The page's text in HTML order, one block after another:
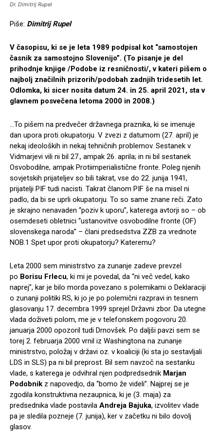
Dr. Dimitrij Rupel
Piše: Dimitrij Rupel
V časopisu, ki se je leta 1989 podpisal kot “samostojen
časnik za samostojno Slovenijo”. (To pisanje je del
prihodnje knjige /Podobe iz resničnosti/, v kateri pišem o
najbolj značilnih prizorih/podobah zadnjih tridesetih let.
Odlomka, ki sicer nosita datum 24. in 25. april 2021, sta v
glavnem posvečena letoma 2000 in 2008.)
…To pišem na predvečer državnega praznika, ki se imenuje
dan upora proti okupatorju. V zvezi z datumom (27. april) je
nekaj ideoloških in nekaj tehničnih problemov. Sestanek v
Vidmarjevi vili ni bil 27., ampak 26. aprila; in ni bil sestanek
Osvobodilne, ampak Protiimperialistične fronte. Poleg njenih
sovjetskih prijateljev so bili takrat, vse do 22. junija 1941,
prijatelji PIF tudi nacisti. Takrat članom PIF še na misel ni
padlo, da bi se uprli okupatorju. To so same znane reči. Zato
je skrajno nenavaden “poziv k uporu”, katerega avtorji so – ob
osemdeseti obletnici “ustanovitve osvobodilne fronte (OF)
slovenskega naroda” – člani predsedstva ZZB za vrednote
NOB.1 Spet upor proti okupatorju? Kateremu?
Leta 2000 sem ministrstvo za zunanje zadeve prevzel
po Borisu Frlecu, ki mi je povedal, da “ni več vedel, kako
naprej”, kar je bilo morda povezano s polemikami o Deklaraciji
o zunanji politiki RS, ki jo je po polemični razpravi in tesnem
glasovanju 17. decembra 1999 sprejel Državni zbor. Da utegne
vlada doživeti polom, me je v telefonskem pogovoru 20.
januarja 2000 opozoril tudi Drnovšek. Po daljši pavzi sem se
torej 2. februarja 2000 vrnil iz Washingtona na zunanje
ministrstvo, položaj v državi oz. v koaliciji (ki sta jo sestavljali
LDS in SLS) pa ni bil preprost. Bil sem navzoč na sestanku
vlade, s katerega je odvihral njen podpredsednik Marjan
Podobnik z napovedjo, da “bomo že videli”. Najprej se je
zgodila konstruktivna nezaupnica, ki je (3. maja) za
predsednika vlade postavila Andreja Bajuka, izvolitev vlade
pa je sledila pozneje (7. junija), ker v začetku ni bilo dovolj
glasov.